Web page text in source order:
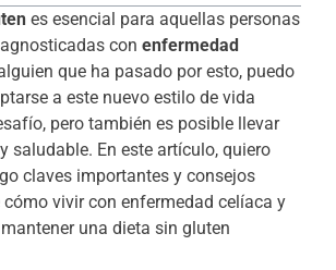
es esencial para aquellas personas
conenfermedad
que ha pasado por esto, puedo
a este nuevo estilo de vida
pero también es posible llevar
saludable. En este artículo, quiero
claves importantes y consejos
vivir con enfermedad celíaca y
una dieta sin gluten